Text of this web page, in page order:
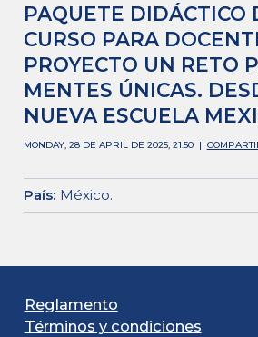
PAQUETE DIDÁCTICO
CURSO PARA
PROYECTO UN RETO
MENTES ÚNICAS.
NUEVA ESCUELA
MONDAY, 28 DE APRIL DE 2025, 21:50|
País: México.
Reglamento
Términos y condiciones